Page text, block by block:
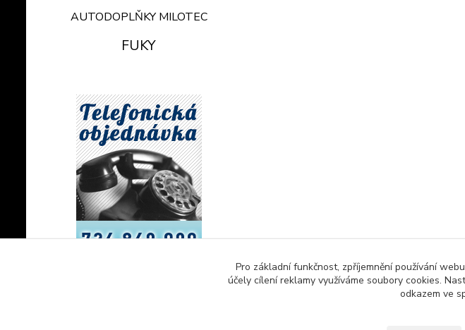
AUTODOPLŇKY MILOTEC
FUKY
Pro základní funkčnost, zpříjemnění používání
účely cílení reklamy využíváme soubory cookies.
odkazem ve